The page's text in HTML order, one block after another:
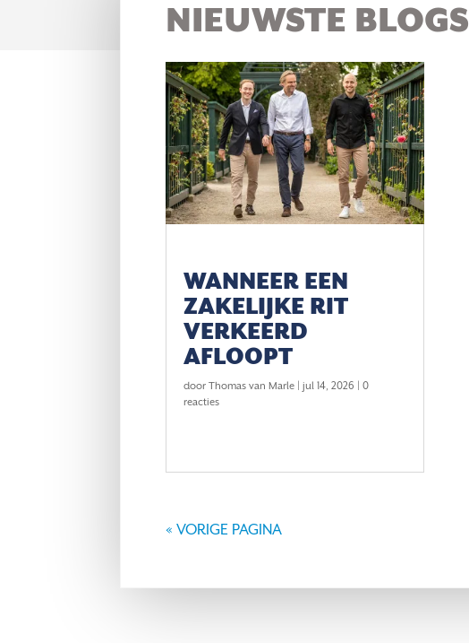
NIEUWSTE BLOGS
WANNEER EEN
ZAKELIJKE RIT
VERKEERD
AFLOOPT
doorThomas van Marle |jul 14, 2026
| 0
reacties
« VORIGE PAGINA